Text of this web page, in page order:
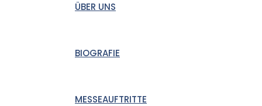
ÜBER UNS
BIOGRAFIE
MESSEAUFTRITTE